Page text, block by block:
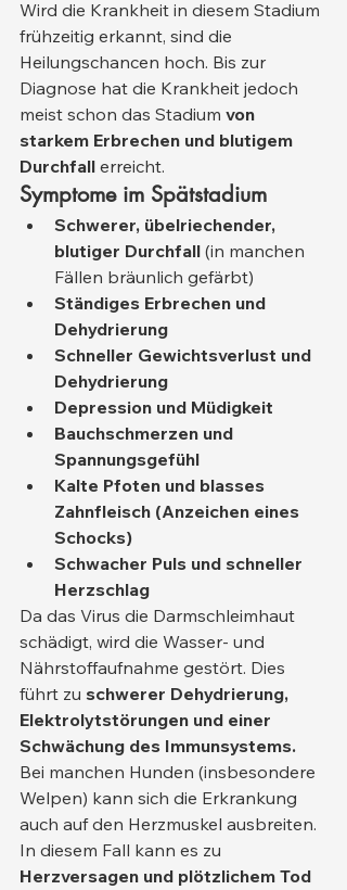
Wird die Krankheit in diesem Stadium
frühzeitig erkannt, sind die
Heilungschancen hoch. Bis zur
Diagnose hat die Krankheit jedoch
meist schon das Stadium von
starkem Erbrechen und blutigem
Durchfall erreicht.
Symptome im Spätstadium
Schwerer, übelriechender,
blutiger Durchfall (in manchen
Fällen bräunlich gefärbt)
Ständiges Erbrechen und
Dehydrierung
Schneller Gewichtsverlust und
Dehydrierung
Depression und Müdigkeit
Bauchschmerzen und
Spannungsgefühl
Kalte Pfoten und blasses
Zahnfleisch (Anzeichen eines
Schocks)
Schwacher Puls und schneller
Herzschlag
Da das Virus die Darmschleimhaut
schädigt, wird die Wasser- und
Nährstoffaufnahme gestört. Dies
führt zu schwerer Dehydrierung,
Elektrolytstörungen und einer
Schwächung des Immunsystems.
Bei manchen Hunden (insbesondere
Welpen) kann sich die Erkrankung
auch auf den Herzmuskel ausbreiten.
In diesem Fall kann es zu
Herzversagen und plötzlichem Tod